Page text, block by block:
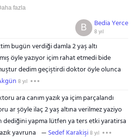
fazla
Bedia Yerce
8 yıl
B
bugün verdiği damla 2 yaş altı
öyle yazıyor içim rahat etmedi bide
dedim geçiştirdi doktor öyle olunca
8 yıl
ara canım yazık ya içim parçalandı
ar şöyle ilaç 2 yaş altına verilmez yaziyo
dediğini yapma lütfen ya ters etki yaratirsa
yavruna
Sedef Karakişi8 yıl